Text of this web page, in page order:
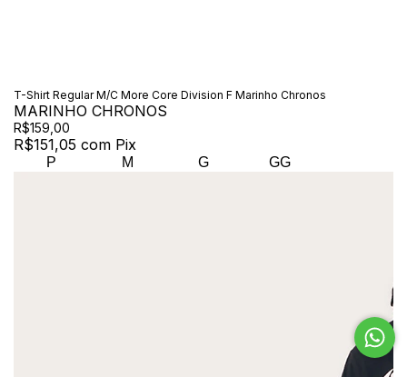
T-Shirt Regular M/C More Core Division F Marinho Chronos
MARINHO CHRONOS
R$159,00
R$151,05 com Pix
P M G GG